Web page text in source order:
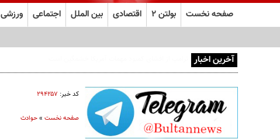
صفحه نخست بولتن ۲ اقتصادی بین الملل اجتماعی ورزشی
آخرین اخبار
کد خبر: ۲۹۴۲۵۷
صفحه نخست»حوادث